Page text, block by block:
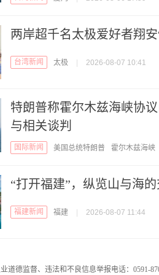
两岸超千名太极爱好者翔安
台湾新闻 太极 2026-08-07 10:41
特朗普称霍尔木兹海峡协
与相关谈判
国际新闻 美国总统特朗普 霍尔木兹海峡
“打开福建”，纵览山与海
福建新闻 福建 2026-08-07 11:44
道德监督、违法和不良信息举报电话：0591-